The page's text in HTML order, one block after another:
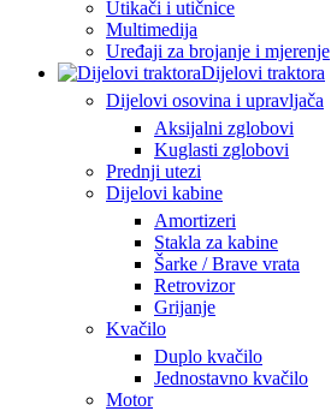
Utikači i utičnice
Multimedija
Uređaji za brojanje i mjerenje
Dijelovi traktora
Dijelovi osovina i upravljača
Aksijalni zglobovi
Kuglasti zglobovi
Prednji utezi
Dijelovi kabine
Amortizeri
Stakla za kabine
Šarke / Brave vrata
Retrovizor
Grijanje
Kvačilo
Duplo kvačilo
Jednostavno kvačilo
Motor